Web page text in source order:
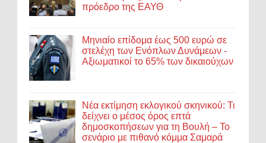
πρόεδρο της ΕΑΥΘ
Μηνιαίο επίδομα έως 500 ευρώ σε
στελέχη των Ενόπλων Δυνάμεων -
Αξιωματικοί το 65% των δικαιούχων
Νέα εκτίμηση εκλογικού σκηνικού: Τι
δείχνει ο μέσος όρος επτά
δημοσκοπήσεων για τη Βουλή – Το
σενάριο με πιθανό κόμμα Σαμαρά